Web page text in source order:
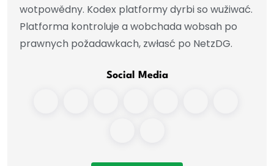
wotpowědny. Kodex platformy dyrbi so wužiwać.
Platforma kontroluje a wobchada wobsah po
prawnych požadawkach, zwłasć po NetzDG.
Social Media